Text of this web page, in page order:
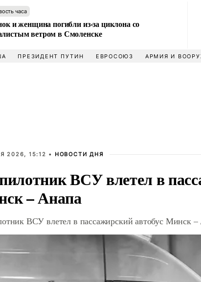
часа
и женщина погибли из-за циклона со
ветром в Смоленске
ПРЕЗИДЕНТ ПУТИН ЕВРОСОЮЗ АРМИЯ И
2026, 15:12 • НОВОСТИ ДНЯ
ВСУ влетел в
– Анапа
ВСУ влетел в пассажирский автобус Минск –